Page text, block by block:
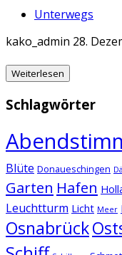
Unterwegs
kako_admin 28.
Weiterlesen
Schlagwörter
Blüte Donaueschingen
Garten Hafen
Leuchtturm Licht Meer
Osnabrück